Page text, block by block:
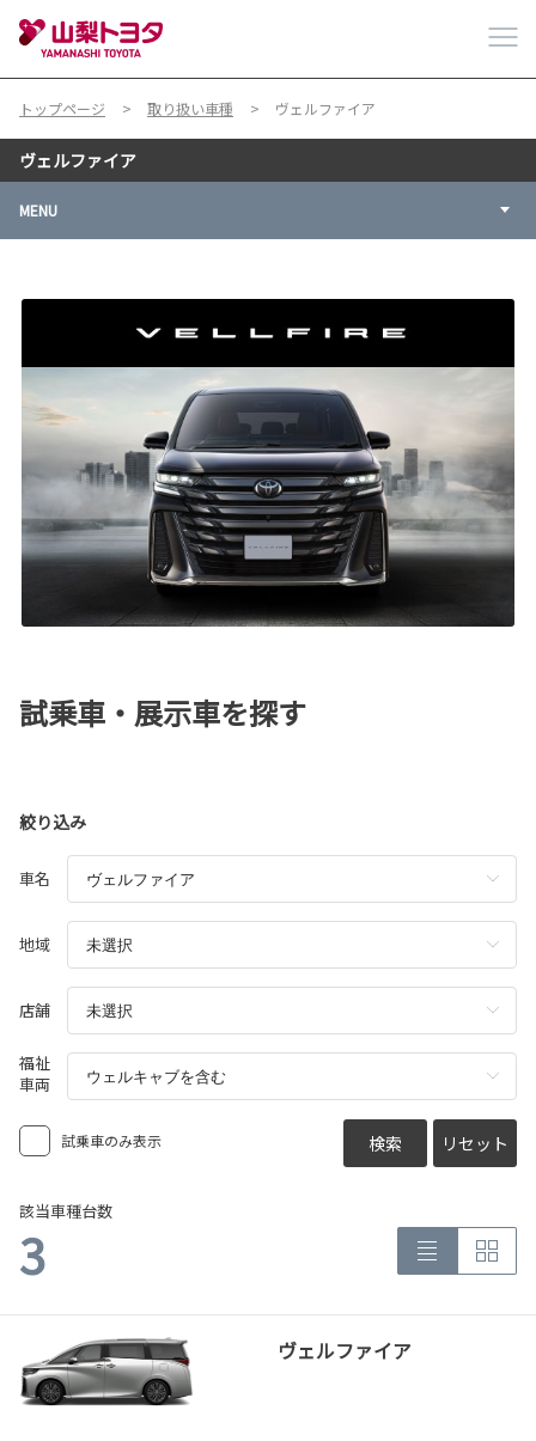
トップページ 取り扱い車種 ヴェルファイア
ヴェルファイア
MENU
試乗車・展示車を探す
絞り込み
車名
地域
店舗
福祉
車両
試乗車のみ表示 検索 リセット
該当車種台数
3
ヴェルファイア